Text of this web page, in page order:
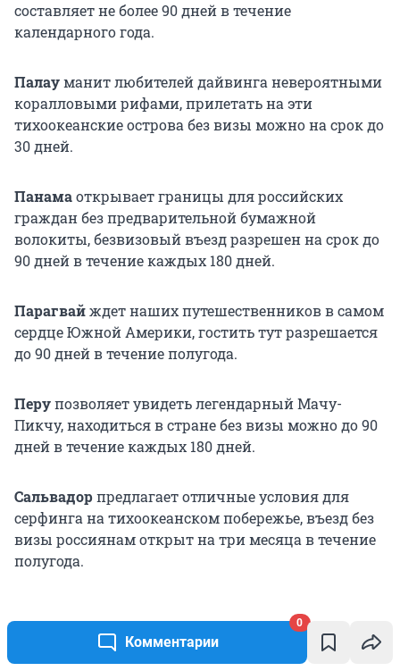
Комментарии
0
составляет не более 90 дней в течение
календарного года.
Палауманит любителей дайвинга невероятными
коралловыми рифами, прилетать на эти
тихоокеанские острова без визы можно на срок до
30 дней.
Панамаоткрывает границы для российских
граждан без предварительной бумажной
волокиты, безвизовый въезд разрешен на срок до
90 дней в течение каждых 180 дней.
Парагвайждет наших путешественников в самом
сердце Южной Америки, гостить тут разрешается
до 90 дней в течение полугода.
Перупозволяет увидеть легендарный Мачу-
Пикчу, находиться в стране без визы можно до 90
дней в течение каждых 180 дней.
Сальвадорпредлагает отличные условия для
серфинга на тихоокеанском побережье, въезд без
визы россиянам открыт на три месяца в течение
полугода.